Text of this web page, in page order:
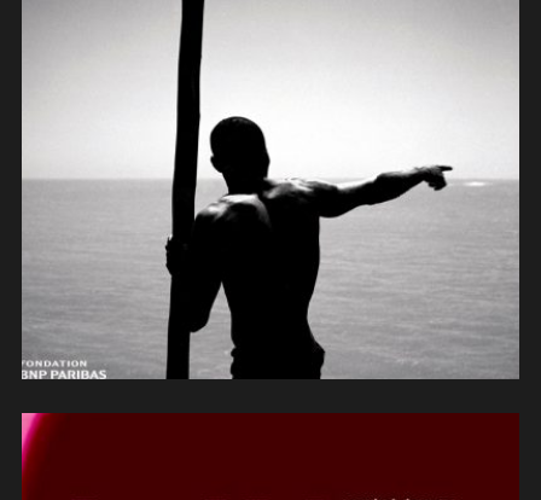
La Chimera – Odisea negra (2011)
(contrebasse/violone/arrangements)